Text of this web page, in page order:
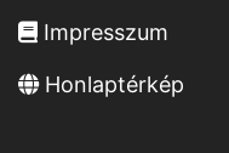
Impresszum
Honlaptérkép